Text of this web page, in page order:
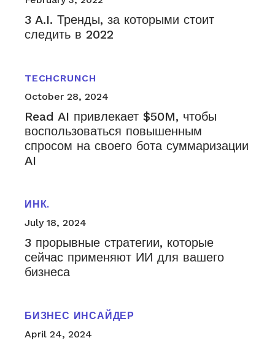
3 A.I. Тренды, за которыми стоит
следить в 2022
TECHCRUNCH
October 28, 2024
Read AI привлекает $50M, чтобы
воспользоваться повышенным
спросом на своего бота суммаризации
AI
ИНК.
July 18, 2024
3 прорывные стратегии, которые
сейчас применяют ИИ для вашего
бизнеса
БИЗНЕС ИНСАЙДЕР
April 24, 2024